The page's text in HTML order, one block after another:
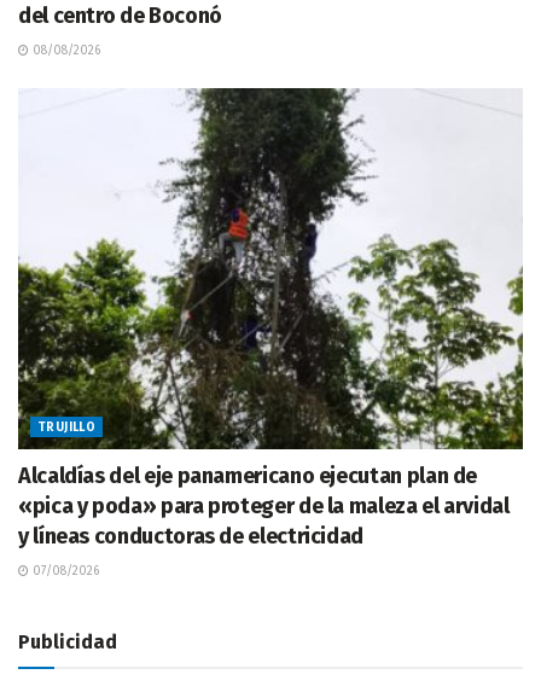
del centro de Boconó
08/08/2026
TRUJILLO
Alcaldías del eje panamericano ejecutan plan de
«pica y poda» para proteger de la maleza el arvidal
y líneas conductoras de electricidad
07/08/2026
Publicidad